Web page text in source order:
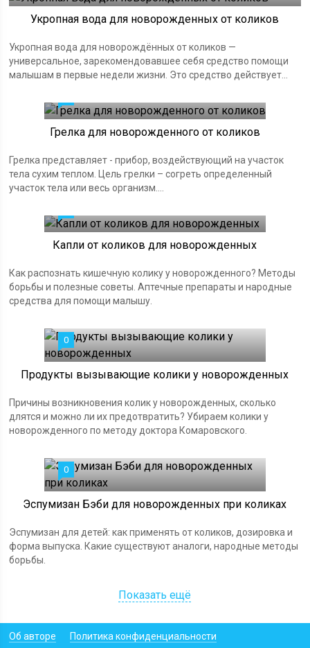
Укропная вода для новорожденных от коликов
Укропная вода для новорождённых от коликов —
универсальное, зарекомендовавшее себя средство помощи
малышам в первые недели жизни. Это средство действует...
Грелка для новорожденного от коликов
Грелка представляет - прибор, воздействующий на участок
тела сухим теплом. Цель грелки – согреть определенный
участок тела или весь организм....
Капли от коликов для новорожденных
Как распознать кишечную колику у новорожденного? Методы
борьбы и полезные советы. Аптечные препараты и народные
средства для помощи малышу.
0
Продукты вызывающие колики у новорожденных
Причины возникновения колик у новорожденных, сколько
длятся и можно ли их предотвратить? Убираем колики у
новорожденного по методу доктора Комаровского.
0
Эспумизан Бэби для новорожденных при коликах
Эспумизан для детей: как применять от коликов, дозировка и
форма выпуска. Какие существуют аналоги, народные методы
борьбы.
Показать ещё
Об авторе Политика конфиденциальности